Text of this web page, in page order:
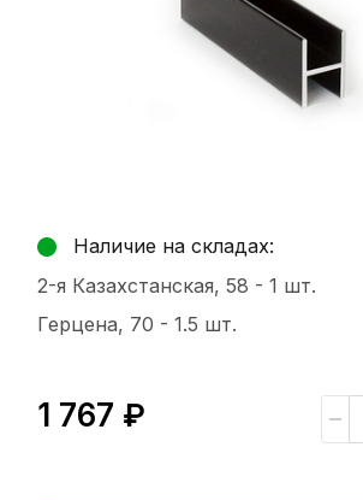
Наличие на складах:
2-я Казахстанская, 58 - 1 шт.
Герцена, 70 - 1.5 шт.
1 767 ₽